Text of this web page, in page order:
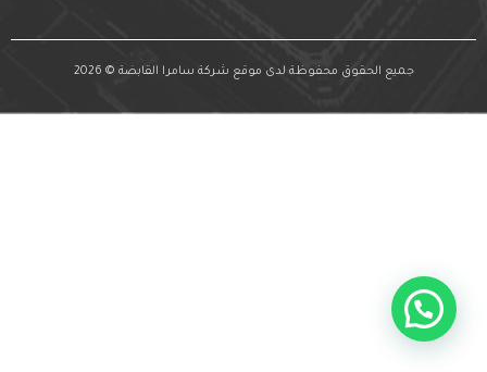
جميع الحقوق محفوظة لدى موقع شركة سامرا القابضة © 2026